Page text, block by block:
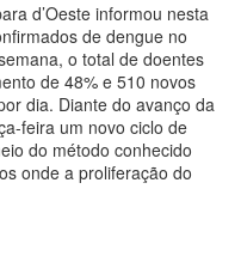
d’Oeste informou nesta
de dengue no
o total de doentes
de 48% e 510 novos
dia. Diante do avanço da
feira um novo ciclo de
do método conhecido
onde a proliferação do